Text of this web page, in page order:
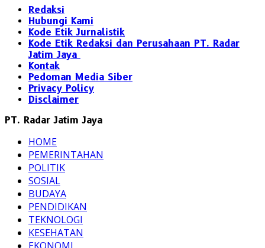
Redaksi
Hubungi Kami
Kode Etik Jurnalistik
Kode Etik Redaksi dan Perusahaan PT. Radar
Jatim Jaya
Kontak
Pedoman Media Siber
Privacy Policy
Disclaimer
PT. Radar Jatim Jaya
HOME
PEMERINTAHAN
POLITIK
SOSIAL
BUDAYA
PENDIDIKAN
TEKNOLOGI
KESEHATAN